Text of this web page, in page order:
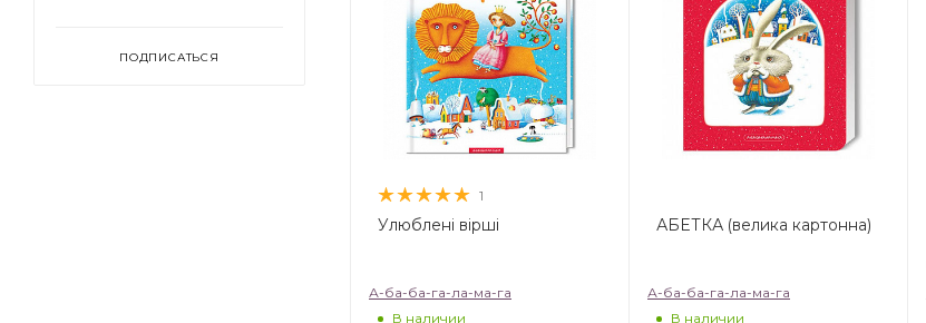
1
Улюблені вірші
А-ба-ба-га-ла-ма-га
В наличии
АБЕТКА (велика картонна)
А-ба-ба-га-ла-ма-га
В наличии
ПОДПИСАТЬСЯ